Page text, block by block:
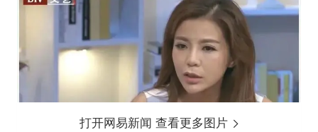
打开网易新闻 查看更多图片